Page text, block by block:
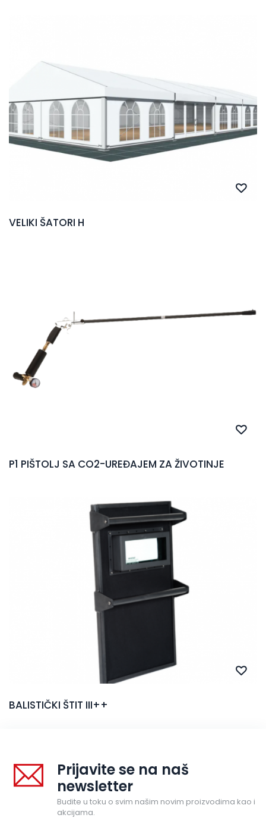
VELIKI ŠATORI H
P1 PIŠTOLJ SA CO2-UREĐAJEM ZA ŽIVOTINJE
BALISTIČKI ŠTIT III++
Prijavite se na naš
newsletter
Budite u toku o svim našim novim proizvodima kao i
akcijama.